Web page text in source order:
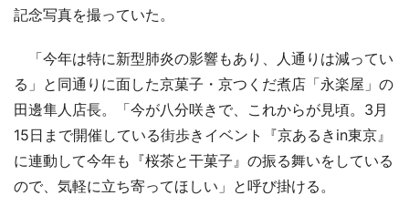
記念写真を撮っていた。
「今年は特に新型肺炎の影響もあり、人通りは減ってい
る」と同通りに面した京菓子・京つくだ煮店「永楽屋」の
田邊隼人店長。「今が八分咲きで、これからが見頃。3月
15日まで開催している街歩きイベント『京あるきin東京』
に連動して今年も『桜茶と干菓子』の振る舞いをしている
ので、気軽に立ち寄ってほしい」と呼び掛ける。